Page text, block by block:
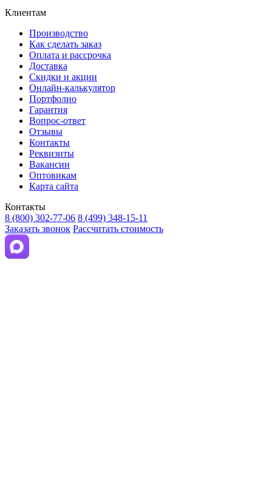
Клиентам
Производство
Как сделать заказ
Оплата и рассрочка
Доставка
Скидки и акции
Онлайн-калькулятор
Портфолио
Гарантия
Вопрос-ответ
Отзывы
Контакты
Реквизиты
Вакансии
Оптовикам
Карта сайта
Контакты
8 (800) 302-77-06 8 (499) 348-15-11
Заказать звонок Рассчитать стоимость